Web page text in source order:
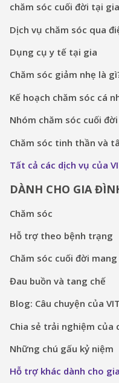
chăm sóc cuối đời tại gia
Dịch vụ chăm sóc qua
Dụng cụ y tế tại gia
Chăm sóc giảm nhẹ là
Kế hoạch chăm sóc cá
Nhóm chăm sóc cuối
Chăm sóc tinh thần và
Tất cả các dịch vụ của
DÀNH CHO GIA
Chăm sóc
Hỗ trợ theo bệnh trạng
Chăm sóc cuối đời
Đau buồn và tang chế
Blog: Câu chuyện của
Chia sẻ trải nghiệm của
Những chú gấu kỷ niệm
Hỗ trợ khác dành cho